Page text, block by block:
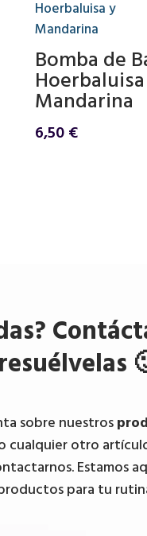
Bomba de
Mandarina
6,50€
sobre nuestros
cualquier otro
Estamos
para tu